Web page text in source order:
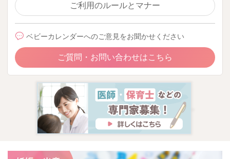
ご利用のルールとマナー
ベビーカレンダーへのご意見をお聞かせください
ご質問・お問い合わせはこちら